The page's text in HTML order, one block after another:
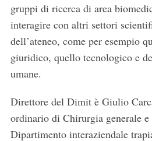
gruppi di ricerca di area
interagire con altri settori
dell’ateneo, come per esempio
giuridico, quello tecnologico e
umane.
Direttore del Dimit è Giulio
ordinario di Chirurgia generale
Dipartimento interaziendale